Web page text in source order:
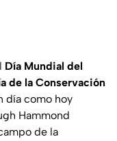
Día Mundial del
de la Conservación
día como hoy
Hammond
de la